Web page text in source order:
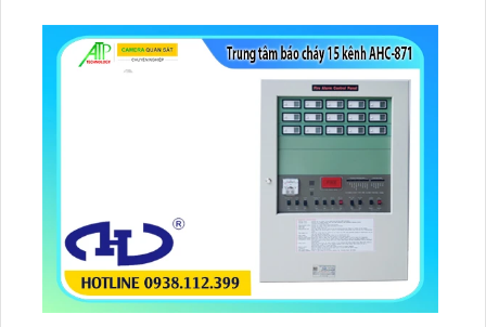
kết nối 20 kênh Horing AHC-871 mang đến một giải
pháp hiệu quả và an toàn cho các hệ thống báo cháy